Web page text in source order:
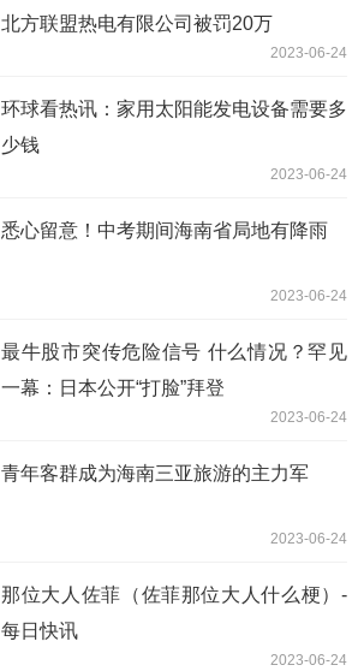
北方联盟热电有限公司被罚20万
2023-06-24
环球看热讯：家用太阳能发电设备需要多
少钱
2023-06-24
悉心留意！中考期间海南省局地有降雨
2023-06-24
最牛股市突传危险信号 什么情况？罕见
一幕：日本公开“打脸”拜登
2023-06-24
青年客群成为海南三亚旅游的主力军
2023-06-24
那位大人佐菲（佐菲那位大人什么梗）-
每日快讯
2023-06-24